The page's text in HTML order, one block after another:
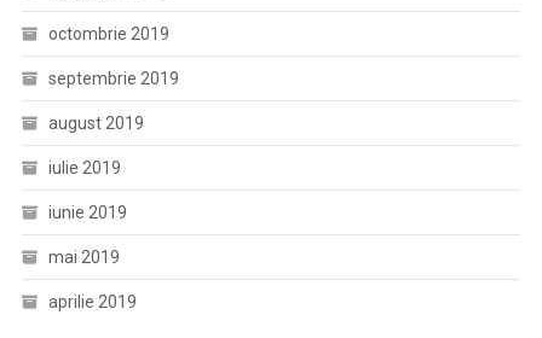
octombrie 2019
septembrie 2019
august 2019
iulie 2019
iunie 2019
mai 2019
aprilie 2019